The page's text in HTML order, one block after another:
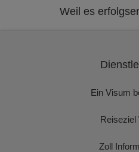
Weil es
Ein Visum
Reiseziel
Zoll